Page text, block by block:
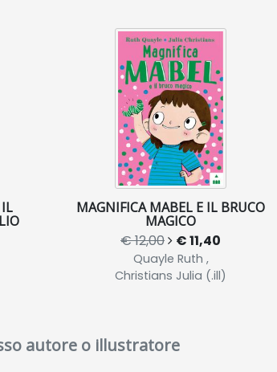
MAGNIFICA MABEL E IL BRUCO
MAGICO
€ 12,00 € 11,40
Quayle Ruth ,
Christians Julia (.ill)
autore o illustratore